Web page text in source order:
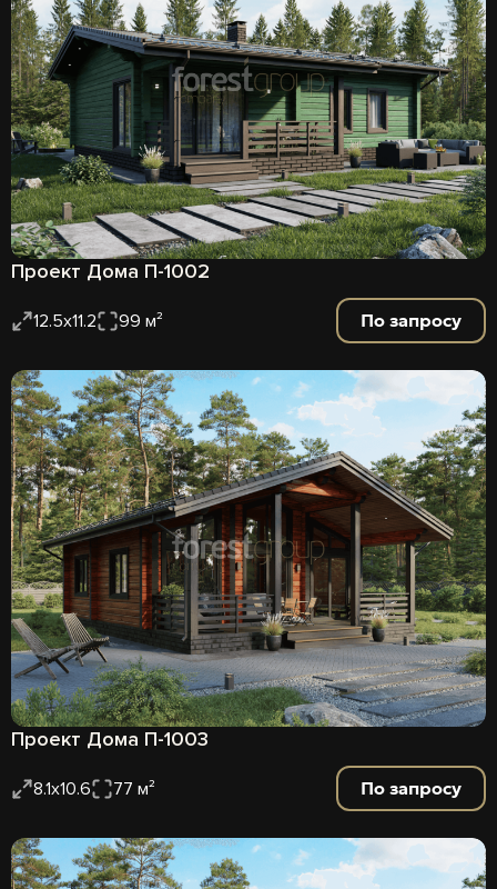
Проект Дома П-1002
12.5х11.2 99 м² По запросу
Проект Дома П-1003
8.1х10.6 77 м² По запросу